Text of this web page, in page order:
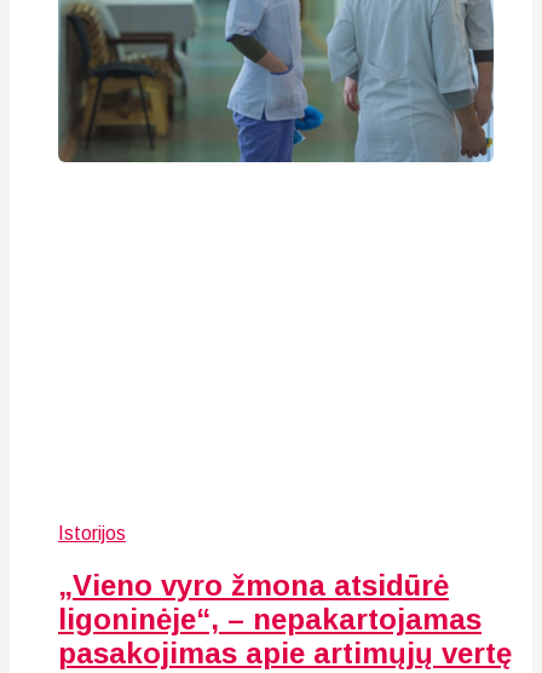
Istorijos
„Vieno vyro žmona atsidūrė
ligoninėje“, – nepakartojamas
pasakojimas apie artimųjų vertę